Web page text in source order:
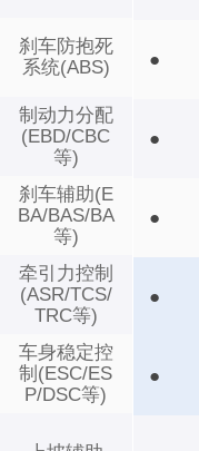
刹车防抱死
系统(ABS)
制动力分配
(EBD/CBC
等)
刹车辅助(E
BA/BAS/BA
等)
牵引力控制
(ASR/TCS/
TRC等)
车身稳定控
制(ESC/ES
P/DSC等)
●
●
●
●
●